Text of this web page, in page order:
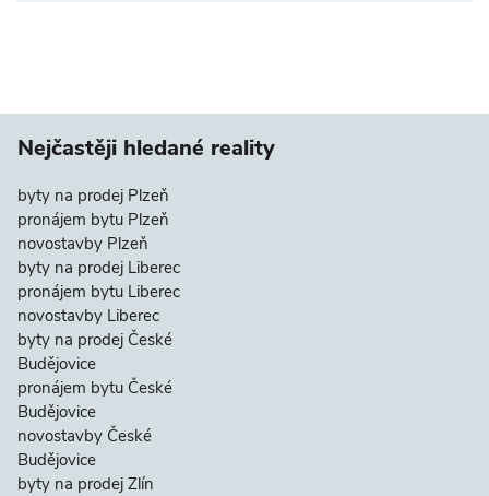
Nejčastěji hledané reality
byty na prodej Plzeň
pronájem bytu Plzeň
novostavby Plzeň
byty na prodej Liberec
pronájem bytu Liberec
novostavby Liberec
byty na prodej České
Budějovice
pronájem bytu České
Budějovice
novostavby České
Budějovice
byty na prodej Zlín